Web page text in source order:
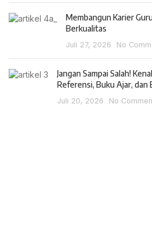
Membangun Karier
Berkualitas
Juli 27, 2026 No
Jangan Sampai Salah!
Referensi, Buku Ajar, dan
Juli 20, 2026 No